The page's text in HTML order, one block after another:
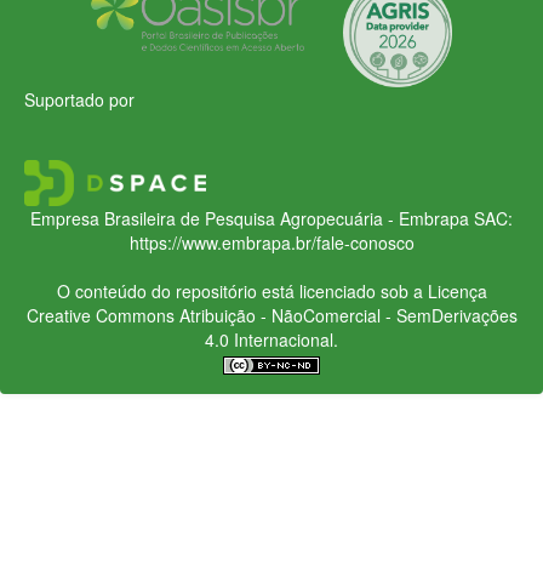
Suportado por
Empresa Brasileira de Pesquisa Agropecuária - Embrapa SAC:
https://www.embrapa.br/fale-conosco
O conteúdo do repositório está licenciado sob a Licença
Creative CommonsAtribuição - NãoComercial - SemDerivações
4.0 Internacional.